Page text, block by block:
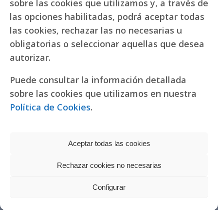
sobre las cookies que utilizamos y, a través de
las opciones habilitadas, podrá aceptar todas
las cookies, rechazar las no necesarias u
obligatorias o seleccionar aquellas que desea
autorizar.
Puede consultar la información detallada
sobre las cookies que utilizamos en nuestra
Política de Cookies.
Aceptar todas las cookies
Rechazar cookies no necesarias
Configurar
Copyright © 2022 RR. Pureza de María